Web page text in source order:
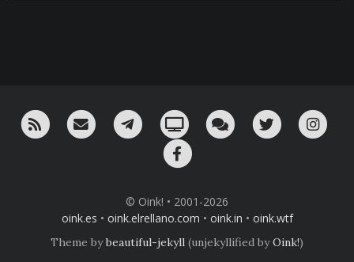
RSS ¡Mándame un email!¡Nuestro canal en Telegram!
Oink! TV Charla con nosotros
Twitter
© Oink! • 2001-2026
oink.es • oink.elrellano.com • oink.in • oink.wtf
Theme bybeautiful-jekyll (unjekyllified byOink!)